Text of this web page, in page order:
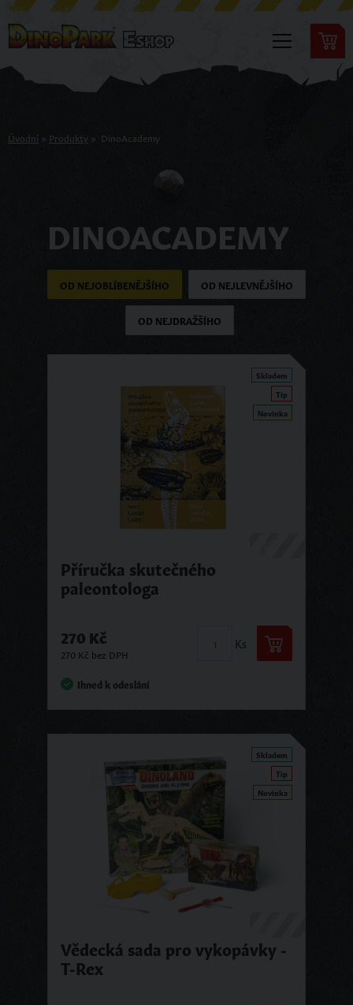
Úvodní » Produkty » DinoAcademy
DINOACADEMY
OD NEJOBLÍBENĚJŠÍHO OD NEJLEVNĚJŠÍHO
OD NEJDRAŽŠÍHO
Skladem
Tip
Novinka
Příručka skutečného
paleontologa
270 Kč
270 Kč bez DPH
Ks
Ihned k odeslání
Skladem
Tip
Novinka
Vědecká sada pro vykopávky -
T-Rex